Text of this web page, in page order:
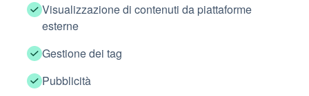
Visualizzazione di contenuti da piattaforme
esterne
Gestione dei tag
Pubblicità